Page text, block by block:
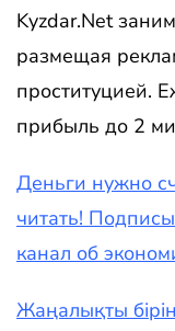
Kyzdar.Net
размещая
проституцией.
прибыль до 2
Деньги нужно
читать!
канал об
Жаңалықты